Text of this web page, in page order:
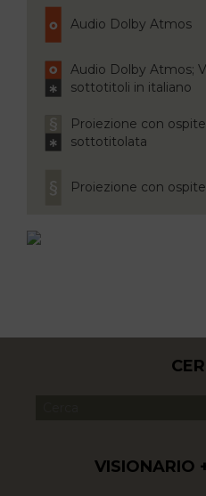
Audio Dolby Atmos
Audio Dolby Atmos;
sottotitoli in italiano
Proiezione con
sottotitolata
Proiezione con ospite
VISIONARIO